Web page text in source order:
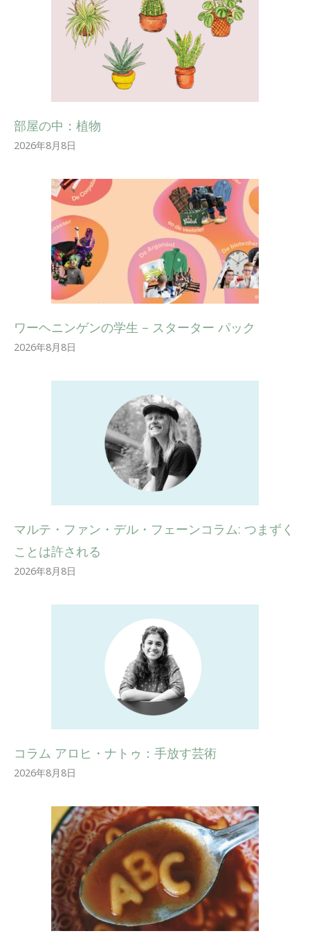
部屋の中：植物
2026年8月8日
ワーヘニンゲンの学生 – スターター パック
2026年8月8日
マルテ・ファン・デル・フェーンコラム: つまずく
ことは許される
2026年8月8日
コラム アロヒ・ナトゥ：手放す芸術
2026年8月8日